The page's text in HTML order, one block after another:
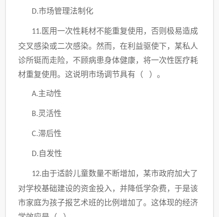
D.市场管理法制化
11. 医用一次性耗材不能重复使用，否则极易造成
交叉感染或二次感染。然而，在利益驱使下，某私人
诊所铤而走险，不顾病患身体健康，将一次性医疗耗
材重复使用。这说明市场调节具有（ ）。
A.主动性
B.灵活性
C.滞后性
D.自发性
12.由于适龄儿童数量不断增加，某市政府加大了
对学校基础建设的资金投入，并降低学杂费，于是该
市家庭为孩子报艺术班的比例增加了。这体现的经济